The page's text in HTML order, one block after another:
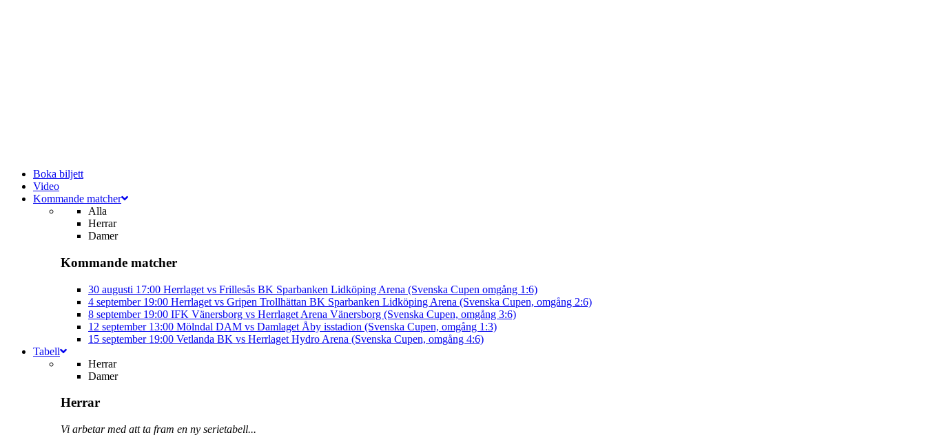
Boka biljett
Video
Kommande matcher
Alla
Herrar
Damer
Kommande matcher
30 augusti 17:00 Herrlaget vs Frillesås BK Sparbanken Lidköping Arena (Svenska Cupen omgång 1:6)
4 september 19:00 Herrlaget vs Gripen Trollhättan BK Sparbanken Lidköping Arena (Svenska Cupen, omgång 2:6)
8 september 19:00 IFK Vänersborg vs Herrlaget Arena Vänersborg (Svenska Cupen, omgång 3:6)
12 september 13:00 Mölndal DAM vs Damlaget Åby isstadion (Svenska Cupen, omgång 1:3)
15 september 19:00 Vetlanda BK vs Herrlaget Hydro Arena (Svenska Cupen, omgång 4:6)
Tabell
Herrar
Damer
Herrar
Vi arbetar med att ta fram en ny serietabell...